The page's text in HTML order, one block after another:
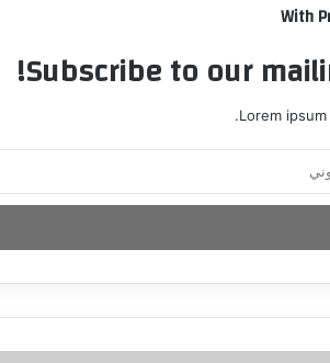
With
Subscribe to our
Lorem